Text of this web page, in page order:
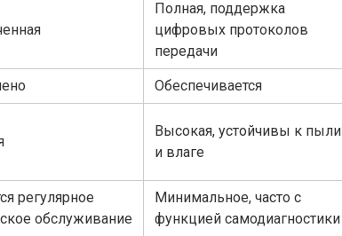
Полная, поддержка
цифровых протоколов
передачи
Обеспечивается
Высокая, устойчивы к пыли
и влаге
регулярное
обслуживание
Минимальное, часто с
функцией самодиагностики